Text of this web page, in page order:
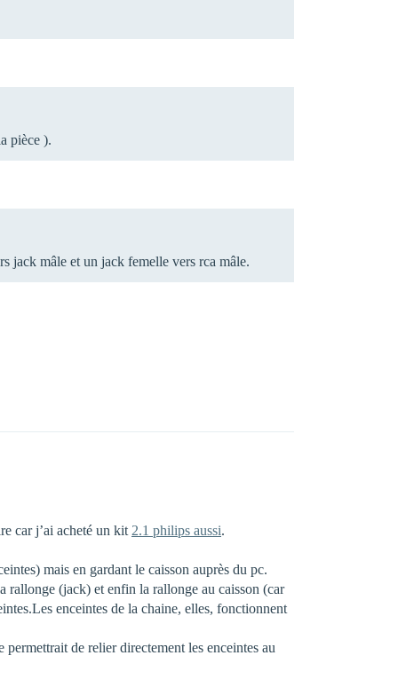
pièce ).
jack mâle et un jack femelle vers rca mâle.
car j’ai acheté un kit 2.1 philips aussi.
mais en gardant le caisson auprès du pc.
rallonge (jack) et enfin la rallonge au caisson (car
enceintes de la chaine, elles, fonctionnent
de relier directement les enceintes au